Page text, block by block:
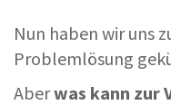
Nun haben wir uns
Problemlösung
Aberwas kann zur